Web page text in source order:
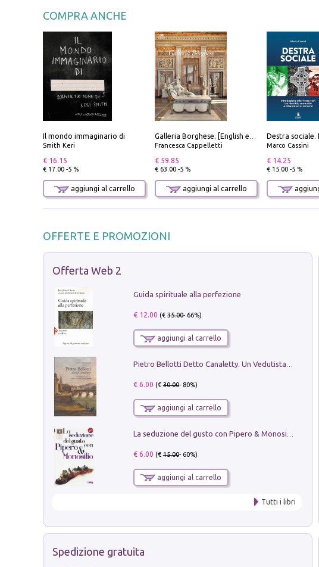
COMPRA ANCHE
Il mondo immaginario di
Smith Keri
€ 16.15
€ 17.00 -5 %
aggiungi al carrello
Francesca Cappelletti
€ 59.85
€ 63.00 -5 %
aggiungi al carrello
Marco Cassini
€ 14.25
€ 15.00 -5 %
OFFERTE E PROMOZIONI
Offerta Web 2
Guida spirituale alla perfezione
€ 12.00 (€35.00- 66%)
aggiungi al carrello
€ 6.00 (€30.00- 80%)
aggiungi al carrello
€ 6.00 (€15.00- 60%)
aggiungi al carrello
Tutti i libri
Spedizione gratuita